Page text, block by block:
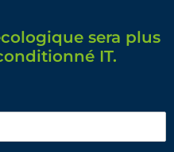
sera plus
IT.